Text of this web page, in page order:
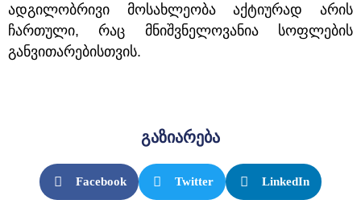
ადგილობრივი მოსახლეობა აქტიურად არის
ჩართული, რაც მნიშვნელოვანია სოფლების
განვითარებისთვის.
გაზიარება
Facebook Twitter LinkedIn